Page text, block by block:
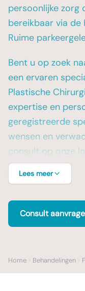
persoonlijke zorg
bereikbaar via de
Ruime
Bent u op zoek
een ervaren
Plastische
expertise en
geregistreerde
wensen en
consult op onze
Lees meer
Consult
Home Behandelingen